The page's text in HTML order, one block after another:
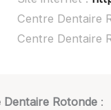
Dentaire Rotonde: